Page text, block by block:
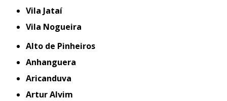
Vila Jataí
Vila Nogueira
Alto de Pinheiros
Anhanguera
Aricanduva
Artur Alvim